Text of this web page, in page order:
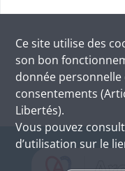
Ce site utilise des
son bon
donnée
consentements
Libertés).
Vous pouvez
d’utilisation sur le